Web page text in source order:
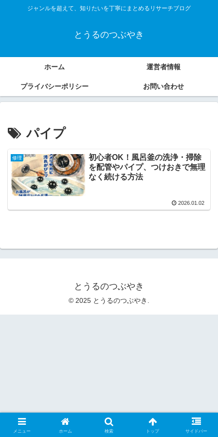
ジャンルを超えて、知りたいを丁寧にまとめるリサーチブログ
とうるのつぶやき
ホーム 運営者情報
プライバシーポリシー お問い合わせ
パイプ
修理
初心者OK！風呂釜の洗浄・掃除
を配管やパイプ、つけおきで無理
なく続ける方法
2026.01.02
とうるのつぶやき
© 2025 とうるのつぶやき.
メニュー ホーム 検索 トップ サイドバー